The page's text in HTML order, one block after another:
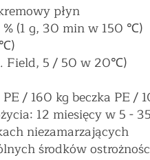
płyn
% (1 g, 30 min w 150 ℃)
Field, 5 / 50 w 20℃)
/ 160 kg beczka PE /
12 miesięcy w 5 -
niezamarzających
środków